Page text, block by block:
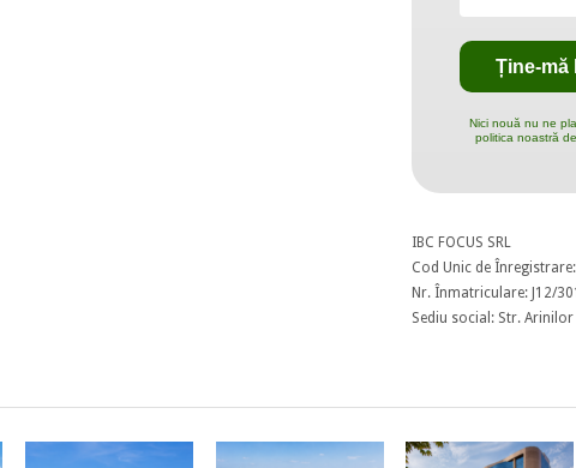
Nici nouă nu ne
politica noastră
IBC FOCUS SRL
Cod Unic de
Nr. Înmatriculare: J12/
Sediu social: Str.